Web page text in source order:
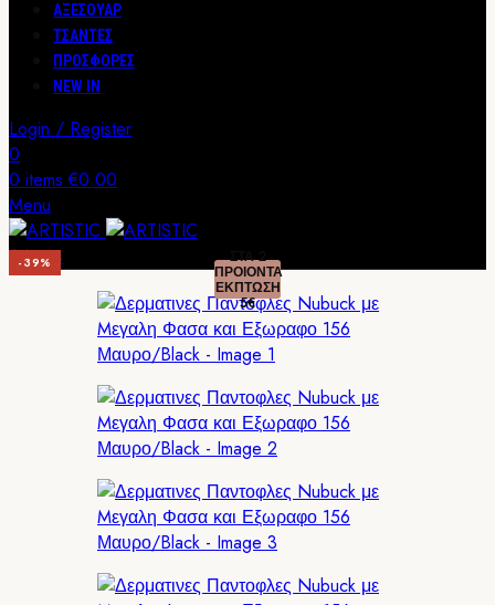
ΑΞΕΣΟΥΑΡ
ΤΣΑΝΤΕΣ
ΠΡΟΣΦΟΡΕΣ
NEW IN
Login / Register
0
0 items €0.00
Menu
0items
-39% ΣΤΑ 2
ΠΡΟΙΟΝΤΑ
ΕΚΠΤΩΣΗ
5€